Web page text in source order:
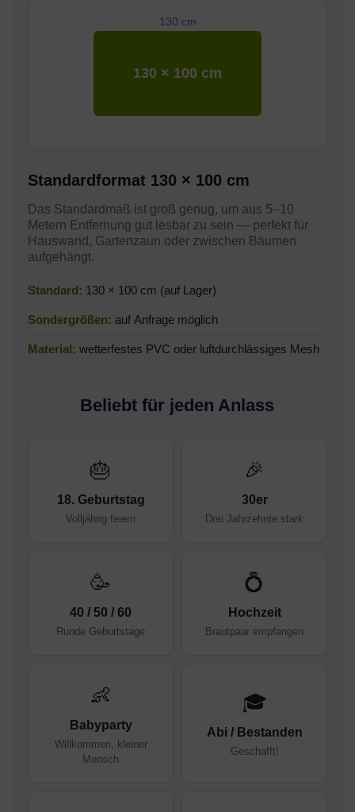
130 × 100 cm
Standardformat 130 × 100 cm
Das Standardmaß ist groß genug, um aus 5–10
Metern Entfernung gut lesbar zu sein — perfekt für
Hauswand, Gartenzaun oder zwischen Bäumen
aufgehängt.
Standard: 130 × 100 cm (auf Lager)
Sondergrößen: auf Anfrage möglich
Material: wetterfestes PVC oder luftdurchlässiges Mesh
Beliebt für jeden Anlass
🎂
18. Geburtstag
Volljährig feiern
🎉
30er
Drei Jahrzehnte stark
🥳
40 / 50 / 60
Runde Geburtstage
💍
Hochzeit
Brautpaar empfangen
👶
Babyparty
Willkommen, kleiner
Mensch
🎓
Abi / Bestanden
Geschafft!